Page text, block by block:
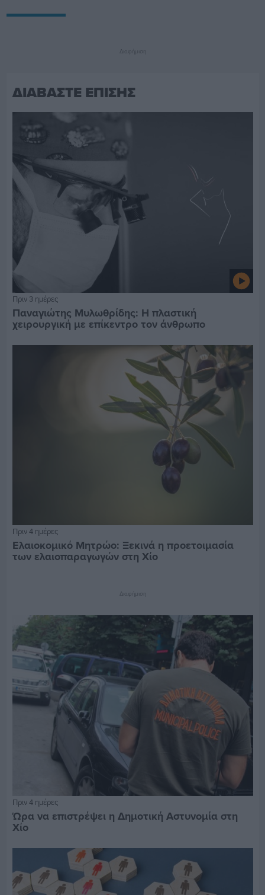
Διαφήμιση
ΔΙΑΒΑΣΤΕ ΕΠΙΣΗΣ
Πριν 3 ημέρες
Παναγιώτης Μυλωθρίδης: Η πλαστική
χειρουργική με επίκεντρο τον άνθρωπο
Πριν 4 ημέρες
Ελαιοκομικό Μητρώο: Ξεκινά η προετοιμασία
των ελαιοπαραγωγών στη Χίο
Διαφήμιση
Πριν 4 ημέρες
Ώρα να επιστρέψει η Δημοτική Αστυνομία στη
Χίο